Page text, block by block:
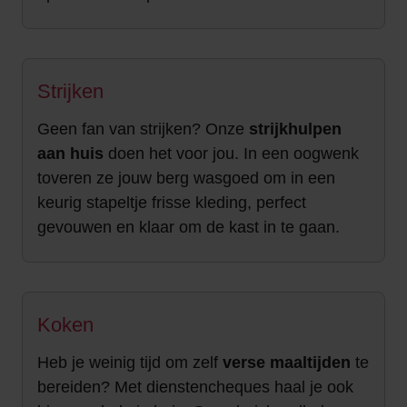
Strijken
Geen fan van strijken? Onze strijkhulpen
aan huis doen het voor jou. In een oogwenk
toveren ze jouw berg wasgoed om in een
keurig stapeltje frisse kleding, perfect
gevouwen en klaar om de kast in te gaan.
Koken
Heb je weinig tijd om zelf verse maaltijden te
bereiden? Met dienstencheques haal je ook